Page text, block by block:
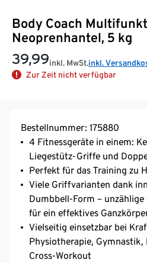
Body Coach
Neoprenhantel, 5 kg
39,99inkl. MwSt.inkl.
Zur Zeit nicht verfügbar
Bestellnummer: 175880
4 Fitnessgeräte in einem:
Liegestütz-Griffe und
Perfekt für das Training zu
Viele Griffvarianten dank
Dumbbell-Form –
für ein effektives
Vielseitig einsetzbar bei
Physiotherapie,
Cross-Workout